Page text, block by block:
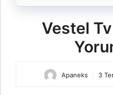
Vestel Tv
Apaneks 3